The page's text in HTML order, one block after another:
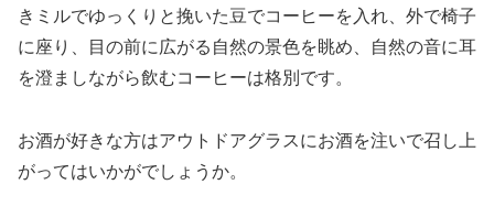
きミルでゆっくりと挽いた豆でコーヒーを入れ、外で椅子
に座り、目の前に広がる自然の景色を眺め、自然の音に耳
を澄ましながら飲むコーヒーは格別です。
お酒が好きな方はアウトドアグラスにお酒を注いで召し上
がってはいかがでしょうか。